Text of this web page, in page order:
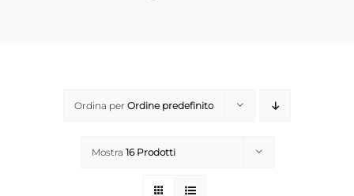
Ordina per Ordine predefinito
Mostra 16 Prodotti